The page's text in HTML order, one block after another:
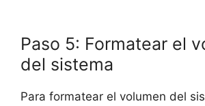
Paso 5: Formatear el
del sistema
Para formatear el volumen del